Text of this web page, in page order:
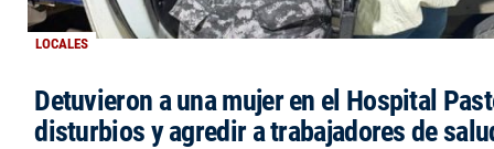
LOCALES
Detuvieron a una mujer en el Hospital
disturbios y agredir a trabajadores de